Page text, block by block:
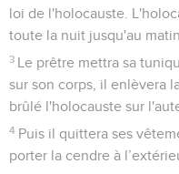
loi de l'holocauste.
toute la nuit jusqu'au
3 Le prêtre mettra sa
sur son corps, il enlèvera
brûlé l'holocauste sur
4 Puis il quittera ses
porter la cendre à